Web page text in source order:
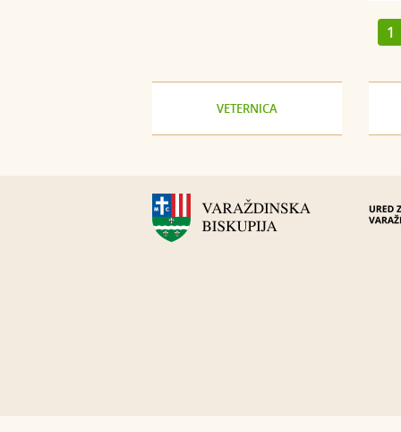
1
VETERNICA